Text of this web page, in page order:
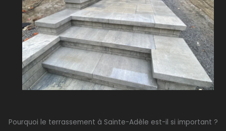
Pourquoi le terrassement à Sainte-Adèle est-il si important ?